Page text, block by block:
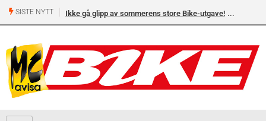
SISTE NYTT Ikke gå glipp av sommerens store Bike-utgave!